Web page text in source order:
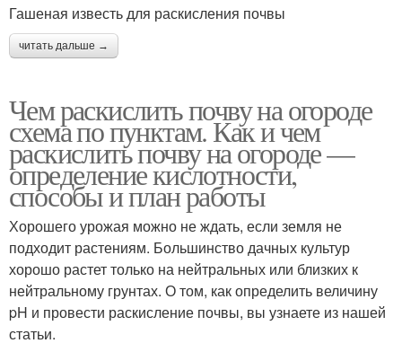
Гашеная известь для раскисления почвы
читать дальше →
Чем раскислить почву на огороде
схема по пунктам. Как и чем
раскислить почву на огороде —
определение кислотности,
способы и план работы
Хорошего урожая можно не ждать, если земля не
подходит растениям. Большинство дачных культур
хорошо растет только на нейтральных или близких к
нейтральному грунтах. О том, как определить величину
pH и провести раскисление почвы, вы узнаете из нашей
статьи.